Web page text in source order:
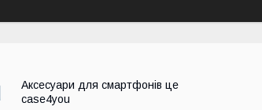
Аксесуари для смартфонів це
case4you